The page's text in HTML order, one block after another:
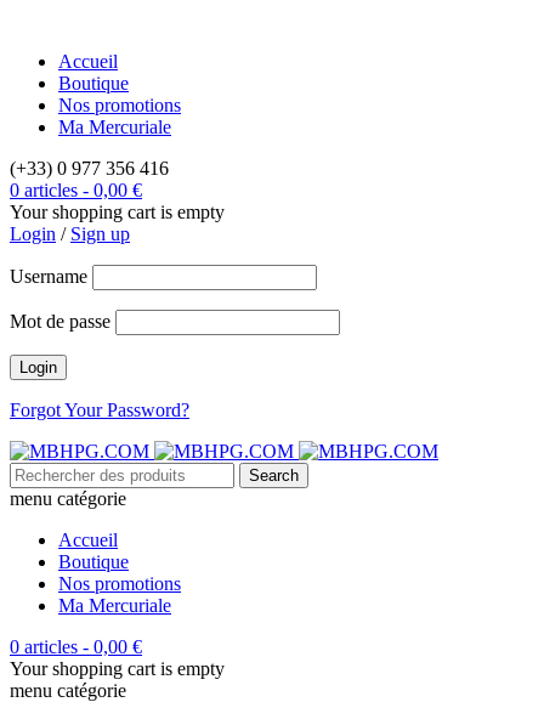
Accueil
Boutique
Nos promotions
Ma Mercuriale
(+33) 0 977 356 416
0 articles - 0,00 €
Your shopping cart is empty
Login / Sign up
Username
Mot de passe
Forgot Your Password?
menu catégorie
Accueil
Boutique
Nos promotions
Ma Mercuriale
0 articles - 0,00 €
Your shopping cart is empty
menu catégorie